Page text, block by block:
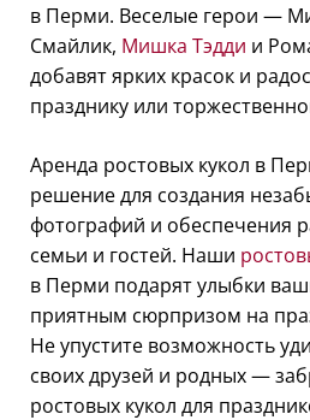
в Перми. Веселые герои —
Смайлик, Мишка Тэдди и
добавят ярких красок и
празднику или
Аренда ростовых кукол в
решение для создания
фотографий и обеспечения
семьи и гостей. Наши
в Перми подарят улыбки
приятным сюрпризом на
Не упустите возможность
своих друзей и родных —
ростовых кукол для